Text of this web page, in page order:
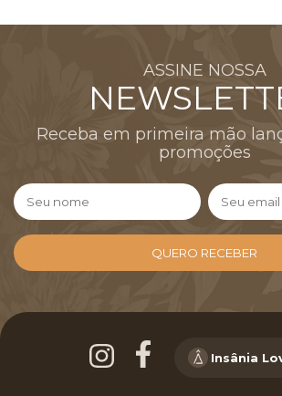
ASSINE NOSSA
Receba em primeira mão
promoções
Insânia